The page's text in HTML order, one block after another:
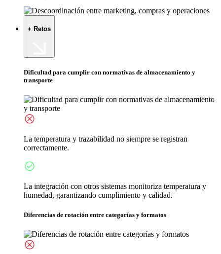
+ Retos
Dificultad para cumplir con normativas de almacenamiento y
transporte
La temperatura y trazabilidad no siempre se registran
correctamente.
La integración con otros sistemas monitoriza temperatura y
humedad, garantizando cumplimiento y calidad.
Diferencias de rotación entre categorías y formatos